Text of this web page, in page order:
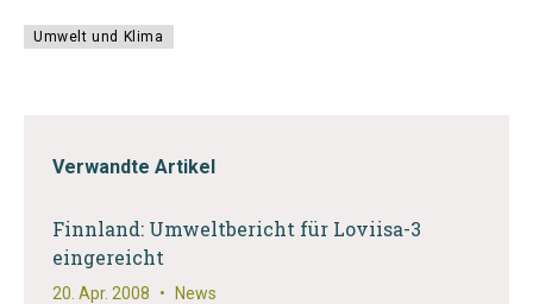
Umwelt und Klima
Verwandte Artikel
Finnland: Umweltbericht für Loviisa-3
eingereicht
20. Apr. 2008 • News